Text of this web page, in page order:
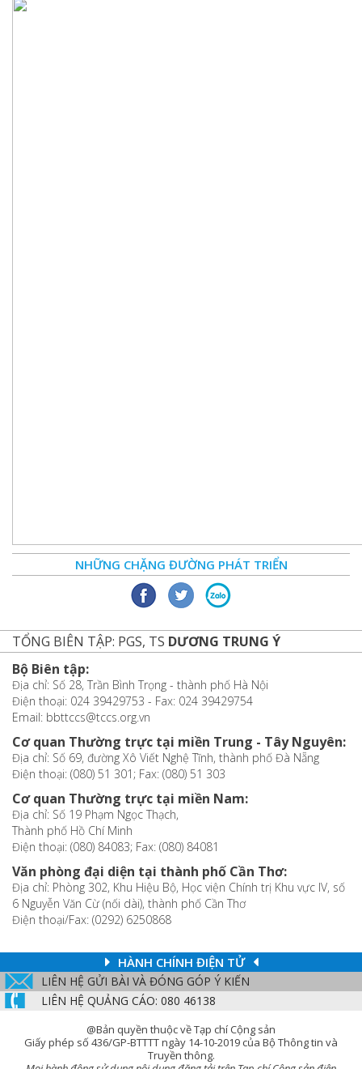
NHỮNG CHẶNG ĐƯỜNG PHÁT TRIỂN
TỔNG BIÊN TẬP: PGS, TS DƯƠNG TRUNG Ý
Bộ Biên tập:
Địa chỉ: Số 28, Trần Bình Trọng - thành phố Hà Nội
Điện thoại: 024 39429753 - Fax: 024 39429754
Email: bbttccs@tccs.org.vn
Cơ quan Thường trực tại miền Trung - Tây Nguyên:
Địa chỉ: Số 69, đường Xô Viết Nghệ Tĩnh, thành phố Đà Nẵng
Điện thoại: (080) 51 301; Fax: (080) 51 303
Cơ quan Thường trực tại miền Nam:
Địa chỉ: Số 19 Phạm Ngọc Thạch,
Thành phố Hồ Chí Minh
Điện thoại: (080) 84083; Fax: (080) 84081
Văn phòng đại diện tại thành phố Cần Thơ:
Địa chỉ: Phòng 302, Khu Hiệu Bộ, Học viện Chính trị Khu vực IV, số
6 Nguyễn Văn Cừ (nối dài), thành phố Cần Thơ
Điện thoại/Fax: (0292) 6250868
HÀNH CHÍNH ĐIỆN TỬ
LIÊN HỆ GỬI BÀI VÀ ĐÓNG GÓP Ý KIẾN
LIÊN HỆ QUẢNG CÁO: 080 46138
@Bản quyền thuộc về Tạp chí Cộng sản
Giấy phép số 436/GP-BTTTT ngày 14-10-2019 của Bộ Thông tin và
Truyền thông.